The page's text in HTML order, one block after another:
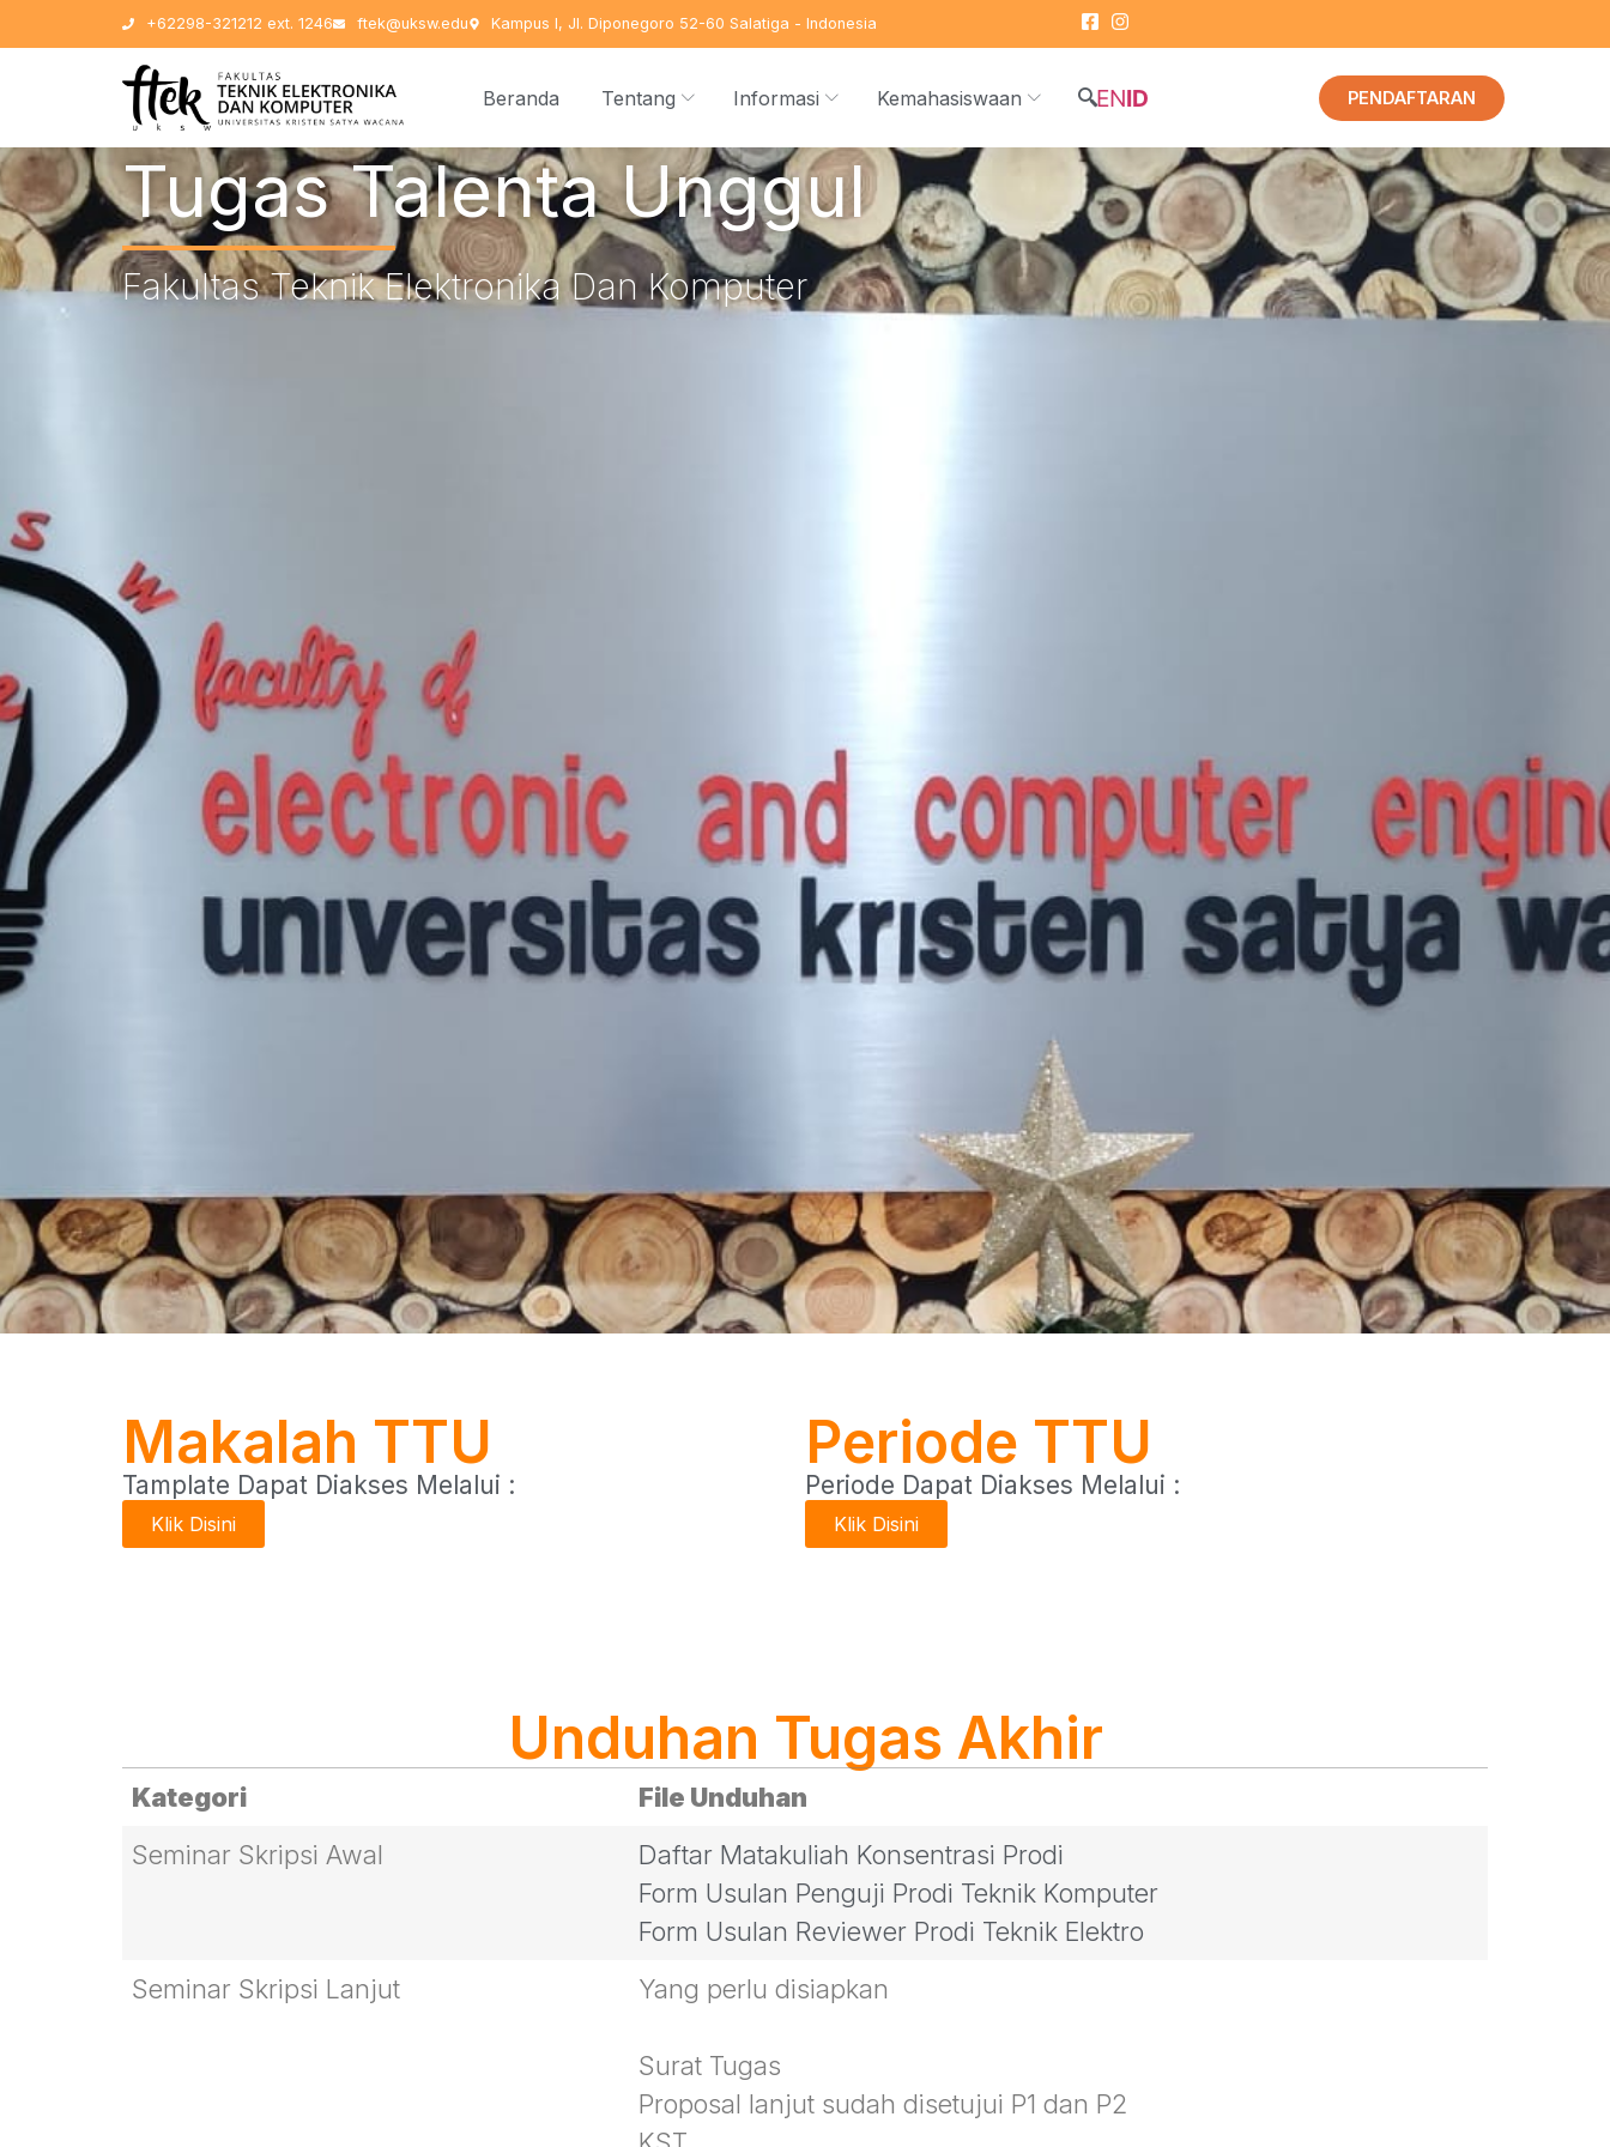
+62298-321212 ext. 1246 ftek@uksw.edu Kampus I, Jl. Diponegoro 52-60 Salatiga - Indonesia
Beranda Tentang Informasi Kemahasiswaan ENID PENDAFTARAN
Tugas Talenta Unggul
Fakultas Teknik Elektronika Dan Komputer
Makalah TTU
Tamplate Dapat Diakses Melalui :
Klik Disini
Periode TTU
Periode Dapat Diakses Melalui :
Klik Disini
Unduhan Tugas Akhir
Kategori
File Unduhan
Seminar Skripsi Awal
Daftar Matakuliah Konsentrasi Prodi
Form Usulan Penguji Prodi Teknik Komputer
Form Usulan Reviewer Prodi Teknik Elektro
Seminar Skripsi Lanjut
Yang perlu disiapkan
Surat Tugas
Proposal lanjut sudah disetujui P1 dan P2